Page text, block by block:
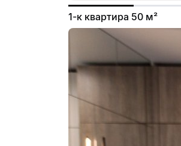
1-к квартира 50 м²